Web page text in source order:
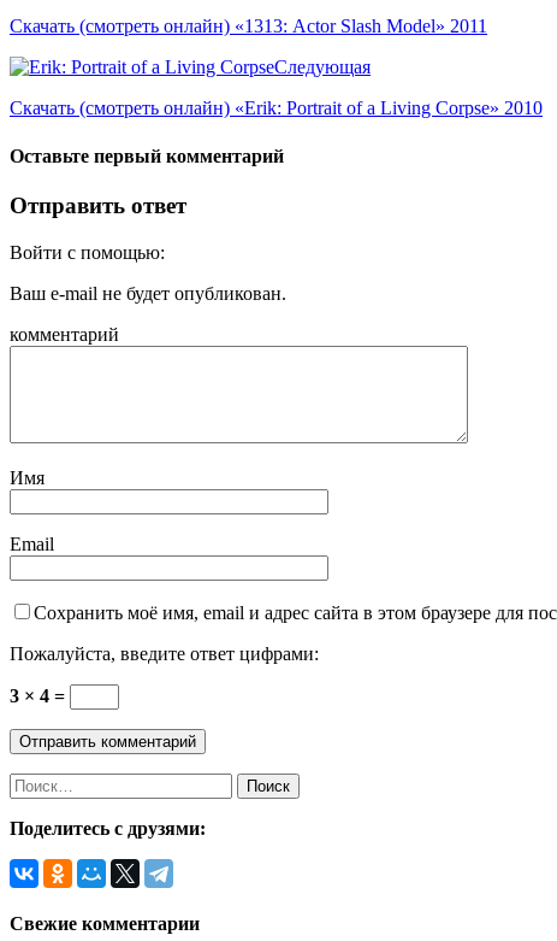
Скачать (смотреть онлайн) «1313: Actor Slash Model» 2011
Следующая
Скачать (смотреть онлайн) «Erik: Portrait of a Living Corpse» 2010
Оставьте первый комментарий
Отправить ответ
Войти с помощью:
Ваш e-mail не будет опубликован.
комментарий
Имя
Email
Сохранить моё имя, email и адрес сайта в этом браузере для
Пожалуйста, введите ответ цифрами:
3 × 4 =
Найти:
Поделитесь с друзями:
Свежие комментарии